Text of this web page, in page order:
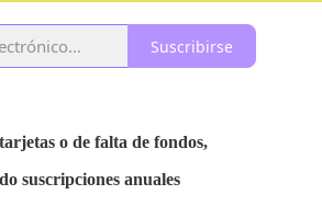
Suscribirse
o de falta de fondos,
suscripciones anuales